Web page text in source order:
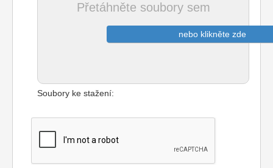
Přetáhněte soubory sem
nebo klikněte zde
Soubory ke stažení: